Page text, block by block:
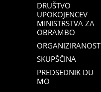
DRUŠTVO
UPOKOJENCEV
MINISTRSTVA ZA
OBRAMBO
ORGANIZIRANOST
SKUPŠČINA
PREDSEDNIK DU
MO